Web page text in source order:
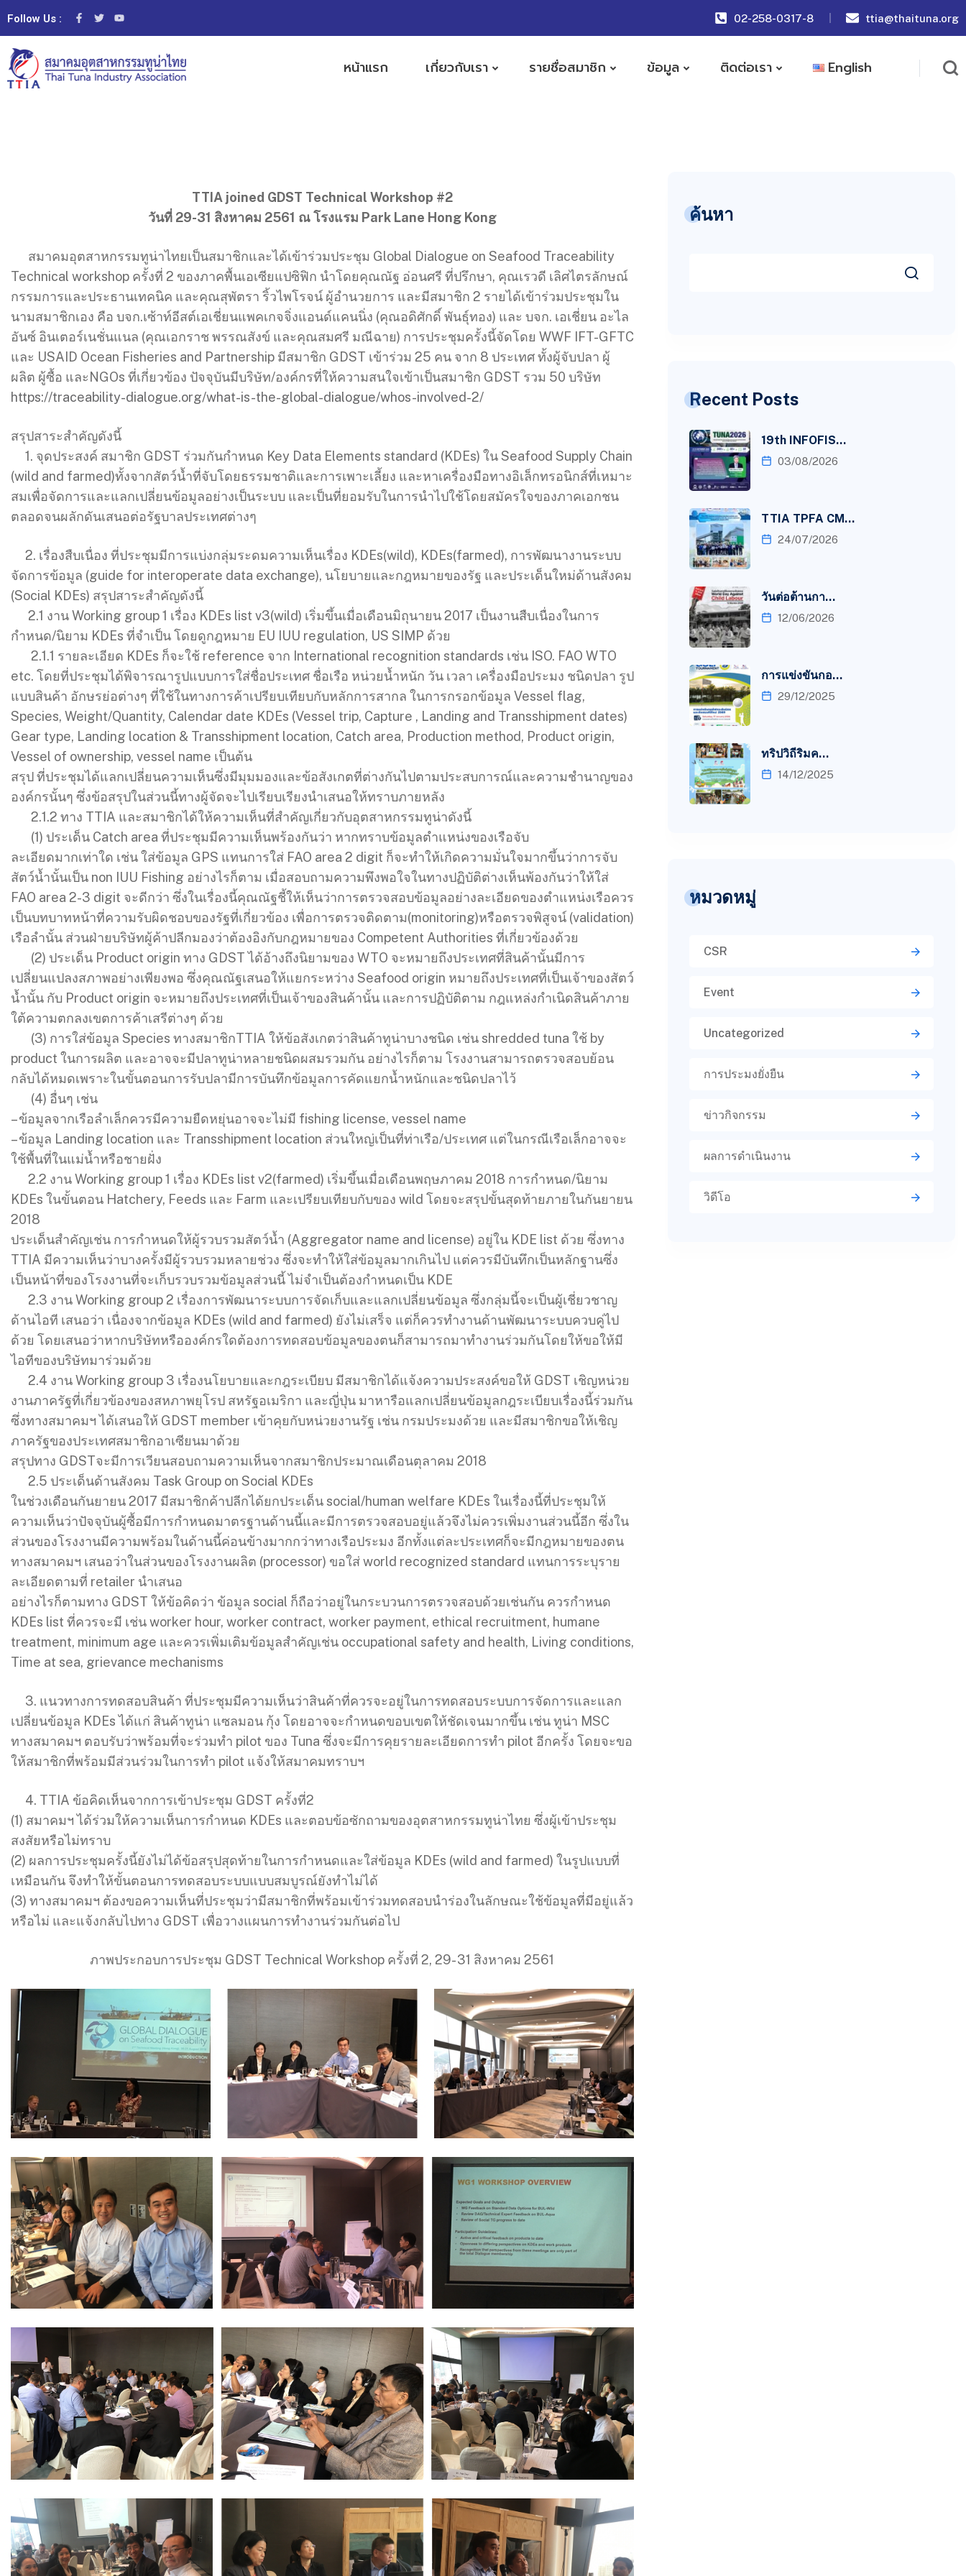
Follow Us : 02-258-0317-8 ttia@thaituna.org
หน้าแรก เกี่ยวกับเรา รายชื่อสมาชิก ข้อมูล ติดต่อเรา English
TTIA joined GDST Technical Workshop #2
วันที่ 29-31 สิงหาคม 2561 ณ โรงแรม Park Lane Hong Kong
สมาคมอุตสาหกรรมทูน่าไทยเป็นสมาชิกและได้เข้าร่วมประชุม Global Dialogue on Seafood Traceability
Technical workshop ครั้งที่ 2 ของภาคพื้นเอเซียแปซิฟิก นำโดยคุณณัฐ อ่อนศรี ที่ปรึกษา, คุณเรวดี เลิศไตรลักษณ์
กรรมการและประธานเทคนิค และคุณสุพัตรา ริ้วไพโรจน์ ผู้อำนวยการ และมีสมาชิก 2 รายได้เข้าร่วมประชุมใน
นามสมาชิกเอง คือ บจก.เซ้าท์อีสต์เอเชี่ยนแพคเกจจิ่งแอนด์แคนนิ่ง (คุณอดิศักดิ์ พันธุ์ทอง) และ บจก. เอเชี่ยน อะไล
อันซ์ อินเตอร์เนชั่นแนล (คุณเอกราช พรรณสังข์ และคุณสมศรี มณีฉาย) การประชุมครั้งนี้จัดโดย WWF IFT-GFTC
และ USAID Ocean Fisheries and Partnership มีสมาชิก GDST เข้าร่วม 25 คน จาก 8 ประเทศ ทั้งผู้จับปลา ผู้
ผลิต ผู้ซื้อ และNGOs ที่เกี่ยวข้อง ปัจจุบันมีบริษัท/องค์กรที่ให้ความสนใจเข้าเป็นสมาชิก GDST รวม 50 บริษัท
https://traceability-dialogue.org/what-is-the-global-dialogue/whos-involved-2/
สรุปสาระสำคัญดังนี้
1. จุดประสงค์ สมาชิก GDST ร่วมกันกำหนด Key Data Elements standard (KDEs) ใน Seafood Supply Chain
(wild and farmed)ทั้งจากสัตว์น้ำที่จับโดยธรรมชาติและการเพาะเลี้ยง และหาเครื่องมือทางอิเล็กทรอนิกส์ที่เหมาะ
สมเพื่อจัดการและแลกเปลี่ยนข้อมูลอย่างเป็นระบบ และเป็นที่ยอมรับในการนำไปใช้โดยสมัครใจของภาคเอกชน
ตลอดจนผลักดันเสนอต่อรัฐบาลประเทศต่างๆ
2. เรื่องสืบเนื่อง ที่ประชุมมีการแบ่งกลุ่มระดมความเห็นเรื่อง KDEs(wild), KDEs(farmed), การพัฒนางานระบบ
จัดการข้อมูล (guide for interoperate data exchange), นโยบายและกฎหมายของรัฐ และประเด็นใหม่ด้านสังคม
(Social KDEs) สรุปสาระสำคัญดังนี้
2.1 งาน Working group 1 เรื่อง KDEs list v3(wild) เริ่มขึ้นเมื่อเดือนมิถุนายน 2017 เป็นงานสืบเนื่องในการ
กำหนด/นิยาม KDEs ที่จำเป็น โดยดูกฎหมาย EU IUU regulation, US SIMP ด้วย
2.1.1 รายละเอียด KDEs ก็จะใช้ reference จาก International recognition standards เช่น ISO. FAO WTO
etc. โดยที่ประชุมได้พิจารณารูปแบบการใส่ชื่อประเทศ ชื่อเรือ หน่วยน้ำหนัก วัน เวลา เครื่องมือประมง ชนิดปลา รูป
แบบสินค้า อักษรย่อต่างๆ ที่ใช้ในทางการค้าเปรียบเทียบกับหลักการสากล ในการกรอกข้อมูล Vessel flag,
Species, Weight/Quantity, Calendar date KDEs (Vessel trip, Capture , Landing and Transshipment dates)
Gear type, Landing location & Transshipment location, Catch area, Production method, Product origin,
Vessel of ownership, vessel name เป็นต้น
สรุป ที่ประชุมได้แลกเปลี่ยนความเห็นซึ่งมีมุมมองและข้อสังเกตที่ต่างกันไปตามประสบการณ์และความชำนาญของ
องค์กรนั้นๆ ซึ่งข้อสรุปในส่วนนี้ทางผู้จัดจะไปเรียบเรียงนำเสนอให้ทราบภายหลัง
2.1.2 ทาง TTIA และสมาชิกได้ให้ความเห็นที่สำคัญเกี่ยวกับอุตสาหกรรมทูน่าดังนี้
(1) ประเด็น Catch area ที่ประชุมมีความเห็นพร้องกันว่า หากทราบข้อมูลตำแหน่งของเรือจับ
ละเอียดมากเท่าใด เช่น ใส่ข้อมูล GPS แทนการใส่ FAO area 2 digit ก็จะทำให้เกิดความมั่นใจมากขึ้นว่าการจับ
สัตว์น้ำนั้นเป็น non IUU Fishing อย่างไรก็ตาม เมื่อสอบถามความพึงพอใจในทางปฏิบัติต่างเห็นพ้องกันว่าให้ใส่
FAO area 2-3 digit จะดีกว่า ซึ่งในเรื่องนี้คุณณัฐชี้ให้เห็นว่าการตรวจสอบข้อมูลอย่างละเอียดของตำแหน่งเรือควร
เป็นบทบาทหน้าที่ความรับผิดชอบของรัฐที่เกี่ยวข้อง เพื่อการตรวจติดตาม(monitoring)หรือตรวจพิสูจน์ (validation)
เรือลำนั้น ส่วนฝ่ายบริษัทผู้ค้าปลีกมองว่าต้องอิงกับกฎหมายของ Competent Authorities ที่เกี่ยวข้องด้วย
(2) ประเด็น Product origin ทาง GDST ได้อ้างถึงนิยามของ WTO จะหมายถึงประเทศที่สินค้านั้นมีการ
เปลี่ยนแปลงสภาพอย่างเพียงพอ ซึ่งคุณณัฐเสนอให้แยกระหว่าง Seafood origin หมายถึงประเทศที่เป็นเจ้าของสัตว์
น้ำนั้น กับ Product origin จะหมายถึงประเทศที่เป็นเจ้าของสินค้านั้น และการปฏิบัติตาม กฎแหล่งกำเนิดสินค้าภาย
ใต้ความตกลงเขตการค้าเสรีต่างๆ ด้วย
(3) การใส่ข้อมูล Species ทางสมาชิกTTIA ให้ข้อสังเกตว่าสินค้าทูน่าบางชนิด เช่น shredded tuna ใช้ by
product ในการผลิต และอาจจะมีปลาทูน่าหลายชนิดผสมรวมกัน อย่างไรก็ตาม โรงงานสามารถตรวจสอบย้อน
กลับได้หมดเพราะในขั้นตอนการรับปลามีการบันทึกข้อมูลการคัดแยกน้ำหนักและชนิดปลาไว้
(4) อื่นๆ เช่น
– ข้อมูลจากเรือลำเล็กควรมีความยืดหยุ่นอาจจะไม่มี fishing license, vessel name
– ข้อมูล Landing location และ Transshipment location ส่วนใหญ่เป็นที่ท่าเรือ/ประเทศ แต่ในกรณีเรือเล็กอาจจะ
ใช้พื้นที่ในแม่น้ำหรือชายฝั่ง
2.2 งาน Working group 1 เรื่อง KDEs list v2(farmed) เริ่มขึ้นเมื่อเดือนพฤษภาคม 2018 การกำหนด/นิยาม
KDEs ในขั้นตอน Hatchery, Feeds และ Farm และเปรียบเทียบกับของ wild โดยจะสรุปขั้นสุดท้ายภายในกันยายน
2018
ประเด็นสำคัญเช่น การกำหนดให้ผู้รวบรวมสัตว์น้ำ (Aggregator name and license) อยู่ใน KDE list ด้วย ซึ่งทาง
TTIA มีความเห็นว่าบางครั้งมีผู้รวบรวมหลายช่วง ซึ่งจะทำให้ใส่ข้อมูลมากเกินไป แต่ควรมีบันทึกเป็นหลักฐานซึ่ง
เป็นหน้าที่ของโรงงานที่จะเก็บรวบรวมข้อมูลส่วนนี้ ไม่จำเป็นต้องกำหนดเป็น KDE
2.3 งาน Working group 2 เรื่องการพัฒนาระบบการจัดเก็บและแลกเปลี่ยนข้อมูล ซึ่งกลุ่มนี้จะเป็นผู้เชี่ยวชาญ
ด้านไอที เสนอว่า เนื่องจากข้อมูล KDEs (wild and farmed) ยังไม่เสร็จ แต่ก็ควรทำงานด้านพัฒนาระบบควบคู่ไป
ด้วย โดยเสนอว่าหากบริษัทหรือองค์กรใดต้องการทดสอบข้อมูลของตนก็สามารถมาทำงานร่วมกันโดยให้ขอให้มี
ไอทีของบริษัทมาร่วมด้วย
2.4 งาน Working group 3 เรื่องนโยบายและกฎระเบียบ มีสมาชิกได้แจ้งความประสงค์ขอให้ GDST เชิญหน่วย
งานภาครัฐที่เกี่ยวข้องของสหภาพยุโรป สหรัฐอเมริกา และญี่ปุ่น มาหารือแลกเปลี่ยนข้อมูลกฎระเบียบเรื่องนี้ร่วมกัน
ซึ่งทางสมาคมฯ ได้เสนอให้ GDST member เข้าคุยกับหน่วยงานรัฐ เช่น กรมประมงด้วย และมีสมาชิกขอให้เชิญ
ภาครัฐของประเทศสมาชิกอาเซียนมาด้วย
สรุปทาง GDSTจะมีการเวียนสอบถามความเห็นจากสมาชิกประมาณเดือนตุลาคม 2018
2.5 ประเด็นด้านสังคม Task Group on Social KDEs
ในช่วงเดือนกันยายน 2017 มีสมาชิกค้าปลีกได้ยกประเด็น social/human welfare KDEs ในเรื่องนี้ที่ประชุมให้
ความเห็นว่าปัจจุบันผู้ซื้อมีการกำหนดมาตรฐานด้านนี้และมีการตรวจสอบอยู่แล้วจึงไม่ควรเพิ่มงานส่วนนี้อีก ซึ่งใน
ส่วนของโรงงานมีความพร้อมในด้านนี้ค่อนข้างมากกว่าทางเรือประมง อีกทั้งแต่ละประเทศก็จะมีกฎหมายของตน
ทางสมาคมฯ เสนอว่าในส่วนของโรงงานผลิต (processor) ขอใส่ world recognized standard แทนการระบุราย
ละเอียดตามที่ retailer นำเสนอ
อย่างไรก็ตามทาง GDST ให้ข้อคิดว่า ข้อมูล social ก็ถือว่าอยู่ในกระบวนการตรวจสอบด้วยเช่นกัน ควรกำหนด
KDEs list ที่ควรจะมี เช่น worker hour, worker contract, worker payment, ethical recruitment, humane
treatment, minimum age และควรเพิ่มเติมข้อมูลสำคัญเช่น occupational safety and health, Living conditions,
Time at sea, grievance mechanisms
3. แนวทางการทดสอบสินค้า ที่ประชุมมีความเห็นว่าสินค้าที่ควรจะอยู่ในการทดสอบระบบการจัดการและแลก
เปลี่ยนข้อมูล KDEs ได้แก่ สินค้าทูน่า แซลมอน กุ้ง โดยอาจจะกำหนดขอบเขตให้ชัดเจนมากขึ้น เช่น ทูน่า MSC
ทางสมาคมฯ ตอบรับว่าพร้อมที่จะร่วมทำ pilot ของ Tuna ซึ่งจะมีการคุยรายละเอียดการทำ pilot อีกครั้ง โดยจะขอ
ให้สมาชิกที่พร้อมมีส่วนร่วมในการทำ pilot แจ้งให้สมาคมทราบฯ
4. TTIA ข้อคิดเห็นจากการเข้าประชุม GDST ครั้งที่2
(1) สมาคมฯ ได้ร่วมให้ความเห็นการกำหนด KDEs และตอบข้อซักถามของอุตสาหกรรมทูน่าไทย ซึ่งผู้เข้าประชุม
สงสัยหรือไม่ทราบ
(2) ผลการประชุมครั้งนี้ยังไม่ได้ข้อสรุปสุดท้ายในการกำหนดและใส่ข้อมูล KDEs (wild and farmed) ในรูปแบบที่
เหมือนกัน จึงทำให้ขั้นตอนการทดสอบระบบแบบสมบูรณ์ยังทำไม่ได้
(3) ทางสมาคมฯ ต้องขอความเห็นที่ประชุมว่ามีสมาชิกที่พร้อมเข้าร่วมทดสอบนำร่องในลักษณะใช้ข้อมูลที่มีอยู่แล้ว
หรือไม่ และแจ้งกลับไปทาง GDST เพื่อวางแผนการทำงานร่วมกันต่อไป
ภาพประกอบการประชุม GDST Technical Workshop ครั้งที่ 2, 29- 31 สิงหาคม 2561
ค้นหา
Recent Posts
19th INFOFIS…
03/08/2026
TTIA TPFA CM…
24/07/2026
วันต่อต้านกา…
12/06/2026
การแข่งขันกอ…
29/12/2025
ทริปวิถีริมค…
14/12/2025
หมวดหมู่
CSR
Event
Uncategorized
การประมงยั่งยืน
ข่าวกิจกรรม
ผลการดำเนินงาน
วิดีโอ